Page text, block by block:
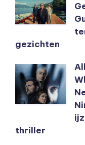
gezichten
thriller